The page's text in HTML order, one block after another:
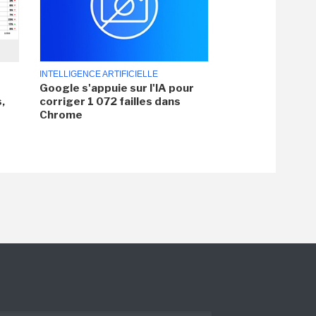
INTELLIGENCE ARTIFICIELLE
Google s'appuie sur l'IA pour
corriger 1 072 failles dans
Chrome